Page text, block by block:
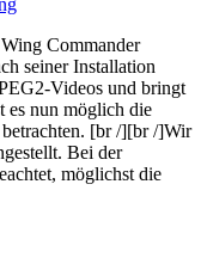
Commander
seiner Installation
Videos und bringt
es nun möglich die
[br /][br /]Wir
Bei der
möglichst die